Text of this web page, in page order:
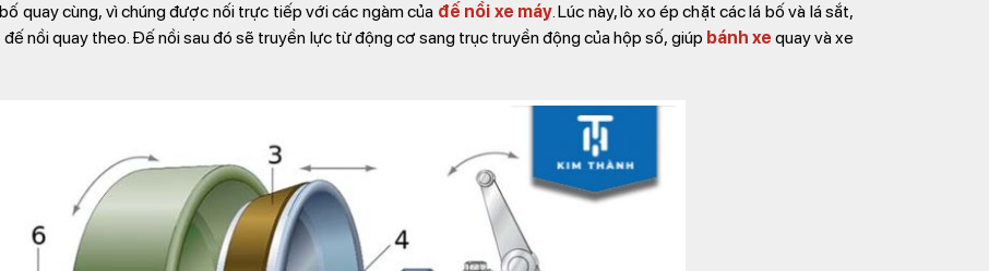
quay cùng, vì chúng được nối trực tiếp với các ngàm của đế nồi xe máy. Lúc này, lò xo ép chặt các lá bố và lá sắt,
nồi quay theo. Đế nồi sau đó sẽ truyền lực từ động cơ sang trục truyền động của hộp số, giúp bánh xe quay và xe